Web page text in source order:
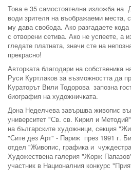
Това е 35 самостоятелна изложба на
води зрителя на въображаеми места,
му дава свобода. Ако разгадаете
с отворени сетива. Ако не успеете, а
гледате платната, значи сте на
прекрасно!
Авторката благодари на собственика
Руси Куртлаков за възможността да
Кураторът Вили Тодорова запозна
биография на художничката.
Дона Неделчева завършва живопис
университет "Св. св. Кирил и
на българските художници, секция
"Сите дез Арт" - Париж през 1991 г.
отдел "Живопис, графика и
Художествена галерия "Жорж
участник в Националния конкурс